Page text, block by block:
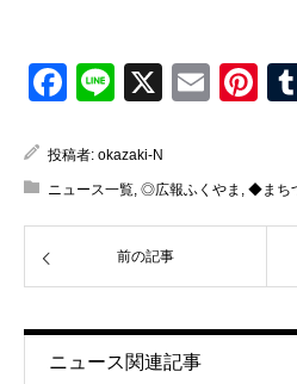
Facebook
Line
X Email
投稿者: okazaki-N
ニュース一覧, ◎広報ふくやま , ◆まち
前の記事
ニュース関連記事